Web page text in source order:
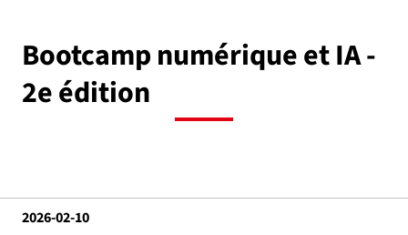
Bootcamp numérique et IA -
2e édition
2026-02-10